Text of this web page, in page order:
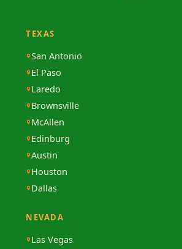
TEXAS
San Antonio
El Paso
Laredo
Brownsville
McAllen
Edinburg
Austin
Houston
Dallas
NEVADA
Las Vegas